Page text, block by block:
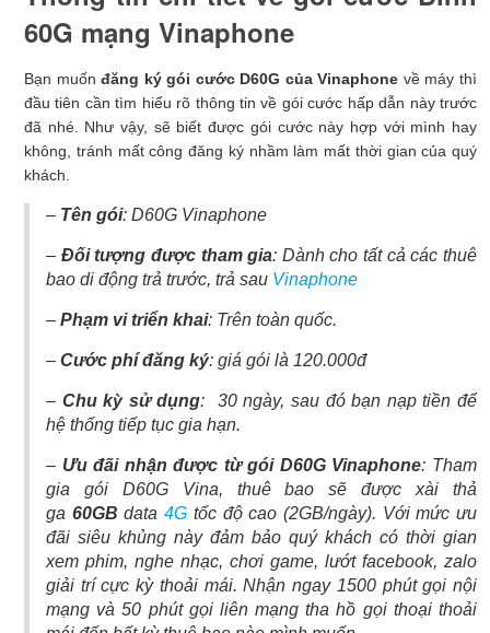
60G mạng Vinaphone
Bạn muốnđăng ký gói cước D60G của Vinaphone về máy thì
đầu tiên cần tìm hiểu rõ thông tin về gói cước hấp dẫn này trước
đã nhé. Như vậy, sẽ biết được gói cước này hợp với mình hay
không, tránh mất công đăng ký nhầm làm mất thời gian của quý
khách.
– Tên gói: D60G Vinaphone
– Đối tượng được tham gia: Dành cho tất cả các thuê
bao di động trả trước, trả sau Vinaphone
– Phạm vi triển khai: Trên toàn quốc.
– Cước phíđăng ký: giá gói là 120.000đ
– Chu kỳ sử dụng: 30 ngày, sau đó bạn nạp tiền để
hệ thống tiếp tục gia hạn.
– Ưu đãi nhận được từ gói D60G Vinaphone: Tham
gia gói D60G Vina, thuê bao sẽ được xài thả
ga 60GB data4G tốc độ cao (2GB/ngày). Với mức ưu
đãi siêu khủng này đảm bảo quý khách có thời gian
xem phim, nghe nhạc, chơi game, lướt facebook, zalo
giải trí cực kỳ thoải mái. Nhận ngay 1500 phút gọi nội
mạng và 50 phút gọi liên mạng tha hồ gọi thoại thoải